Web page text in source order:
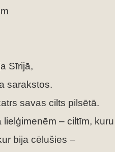
Sīrijā,
sarakstos.
savas cilts pilsētā.
– ciltīm,
bija cēlušies –